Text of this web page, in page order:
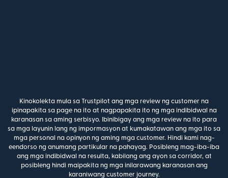
Kinokolekta mula sa Trustpilot ang mga review ng customer na
ipinapakita sa page na ito at nagpapakita ito ng mga indibidwal na
karanasan sa aming serbisyo. Ibinibigay ang mga review na ito para
sa mga layunin lang ng impormasyon at kumakatawan ang mga ito sa
mga personal na opinyon ng aming mga customer. Hindi kami nag-
eendorso ng anumang partikular na pahayag. Posibleng mag-iba-iba
ang mga indibidwal na resulta, kabilang ang ayon sa corridor, at
posibleng hindi maipakita ng mga inilarawang karanasan ang
karaniwang customer journey.